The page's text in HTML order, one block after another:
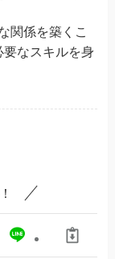
関係を築くこ
なスキルを身